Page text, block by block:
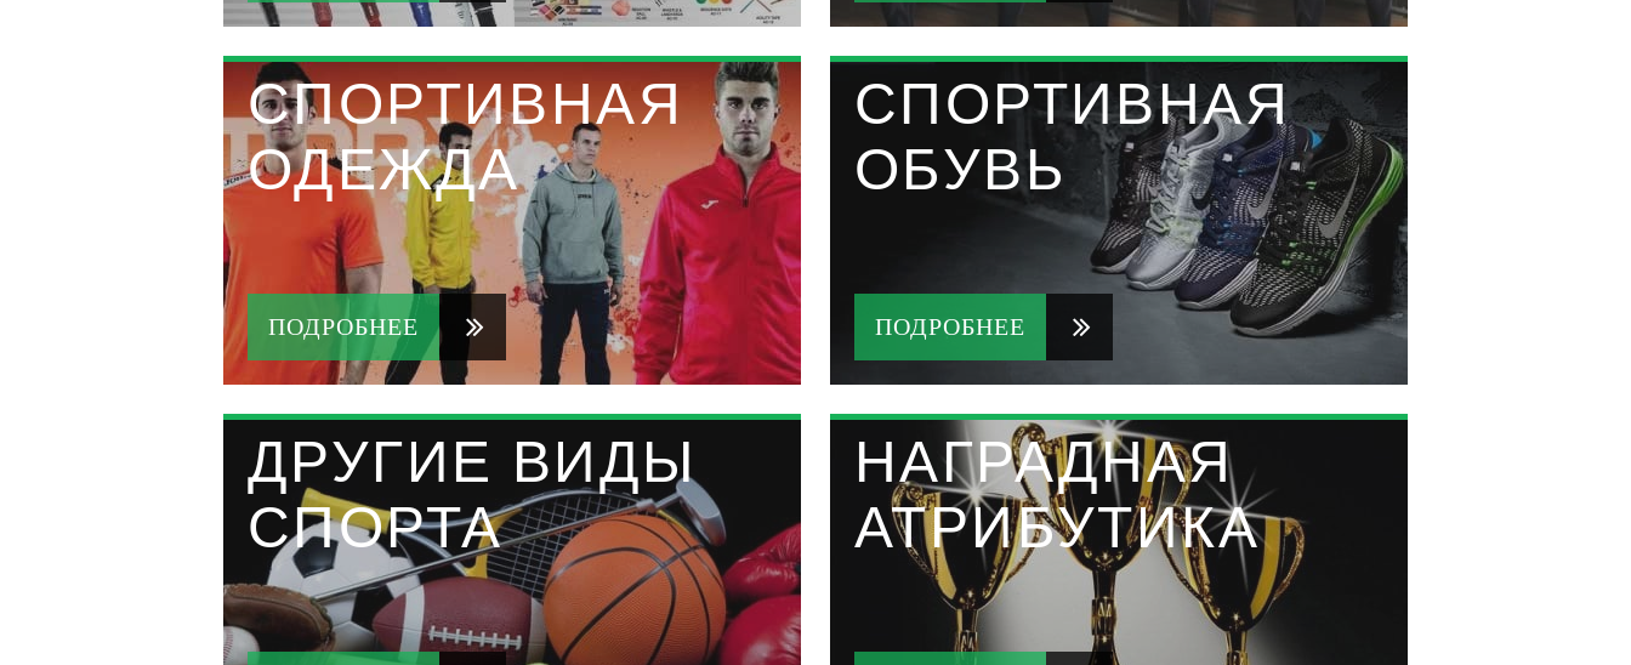
СПОРТИВНАЯ
ОДЕЖДА
ПОДРОБНЕЕ
СПОРТИВНАЯ
ОБУВЬ
ПОДРОБНЕЕ
ДРУГИЕ ВИДЫ
СПОРТА
НАГРАДНАЯ
АТРИБУТИКА